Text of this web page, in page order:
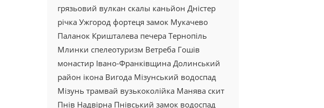
грязьовий вулкан скалы каньйон Дністер
річка Ужгород фортеця замок Мукачево
Паланок Кришталева печера Тернопіль
Млинки спелеотуризм Ветреба Гошів
монастир Івано-Франківщина Долинський
район ікона Вигода Мізунський водоспад
Мізунь трамвай вузькоколійка Манява скит
Пнів Надвірна Пнівський замок водоспад